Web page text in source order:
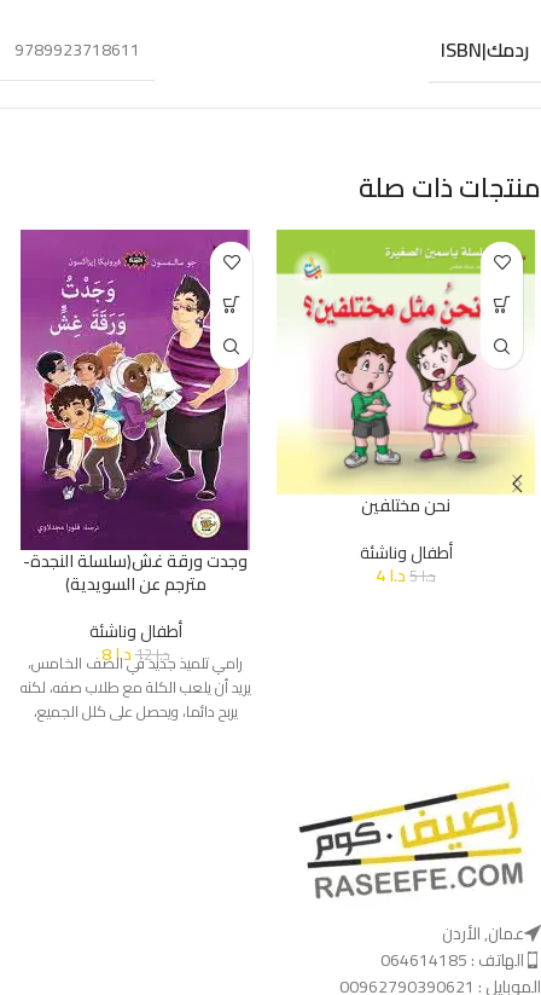
ردمك|ISBN 9789923718611
منتجات ذات صلة
نحن مختلفين
أطفال وناشئة
د.ا5 د.ا وجدت ورقة غش(سلسلة النجدة-
مترجم عن السويدية)
أطفال وناشئة
د.ا12 د.ا8
رامي تلميذ جديد في الصف الخامس،
يريد أن يلعب الكلة مع طلاب صفه، لكنه
يربح دائما، ويحصل على كلل الجميع،
عمان, الأردن
الهاتف : 064614185
الموبايل : 00962790390621